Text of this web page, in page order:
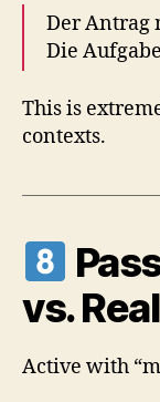
Der Antrag
Die
This is
contexts.
vs.
Active with